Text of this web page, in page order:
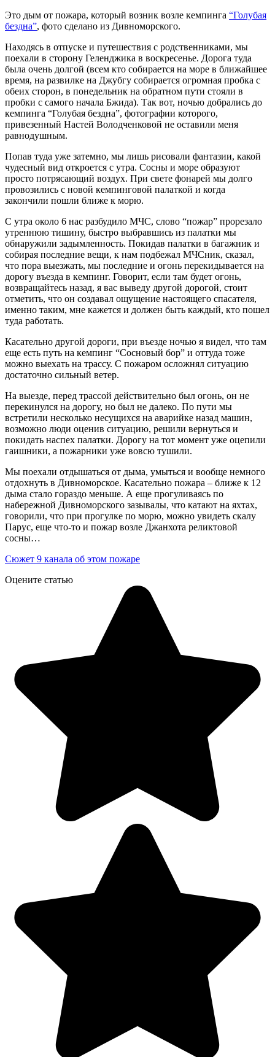
Это дым от пожара, который возник возле кемпинга “Голубая
бездна”, фото сделано из Дивноморского.
Находясь в отпуске и путешествия с родственниками, мы
поехали в сторону Геленджика в воскресенье. Дорога туда
была очень долгой (всем кто собирается на море в ближайшее
время, на развилке на Джубгу собирается огромная пробка с
обеих сторон, в понедельник на обратном пути стояли в
пробки с самого начала Бжида). Так вот, ночью добрались до
кемпинга “Голубая бездна”, фотографии которого,
привезенный Настей Володченковой не оставили меня
равнодушным.
Попав туда уже затемно, мы лишь рисовали фантазии, какой
чудесный вид откроется с утра. Сосны и море образуют
просто потрясающий воздух. При свете фонарей мы долго
провозились с новой кемпинговой палаткой и когда
закончили пошли ближе к морю.
С утра около 6 нас разбудило МЧС, слово “пожар” прорезало
утреннюю тишину, быстро выбравшись из палатки мы
обнаружили задымленность. Покидав палатки в багажник и
собирая последние вещи, к нам подбежал МЧСник, сказал,
что пора выезжать, мы последние и огонь перекидывается на
дорогу въезда в кемпинг. Говорит, если там будет огонь,
возвращайтесь назад, я вас выведу другой дорогой, стоит
отметить, что он создавал ощущение настоящего спасателя,
именно таким, мне кажется и должен быть каждый, кто пошел
туда работать.
Касательно другой дороги, при въезде ночью я видел, что там
еще есть путь на кемпинг “Сосновый бор” и оттуда тоже
можно выехать на трассу. С пожаром осложнял ситуацию
достаточно сильный ветер.
На выезде, перед трассой действительно был огонь, он не
перекинулся на дорогу, но был не далеко. По пути мы
встретили несколько несущихся на аварийке назад машин,
возможно люди оценив ситуацию, решили вернуться и
покидать наспех палатки. Дорогу на тот момент уже оцепили
гаишники, а пожарники уже вовсю тушили.
Мы поехали отдышаться от дыма, умыться и вообще немного
отдохнуть в Дивноморское. Касательно пожара – ближе к 12
дыма стало гораздо меньше. А еще прогуливаясь по
набережной Дивноморского зазывалы, что катают на яхтах,
говорили, что при прогулке по морю, можно увидеть скалу
Парус, еще что-то и пожар возле Джанхота реликтовой
сосны…
Сюжет 9 канала об этом пожаре
Оцените статью